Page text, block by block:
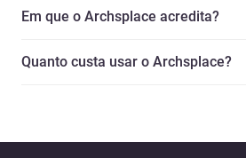
Em que o Archsplace acredita?
Quanto custa usar o Archsplace?